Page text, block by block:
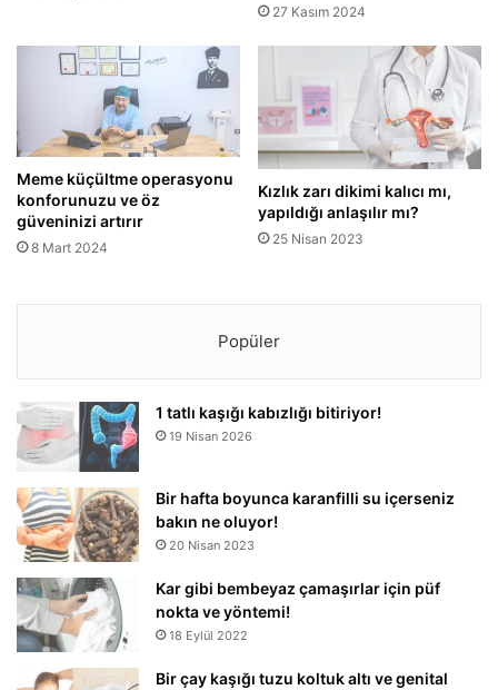
27 Kasım 2024
Meme küçültme operasyonu
konforunuzu ve öz
güveninizi artırır
8 Mart 2024
Kızlık zarı dikimi kalıcı mı,
yapıldığı anlaşılır mı?
25 Nisan 2023
Popüler
1 tatlı kaşığı kabızlığı bitiriyor!
19 Nisan 2026
Bir hafta boyunca karanfilli su içerseniz
bakın ne oluyor!
20 Nisan 2023
Kar gibi bembeyaz çamaşırlar için püf
nokta ve yöntemi!
18 Eylül 2022
Bir çay kaşığı tuzu koltuk altı ve genital